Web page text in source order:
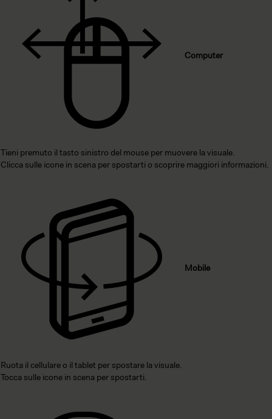
Computer
Tieni premuto il tasto sinistro del mouse per muovere la visuale.
Clicca sulle icone in scena per spostarti o scoprire maggiori informazioni.
Mobile
Ruota il cellulare o il tablet per spostare la visuale.
Tocca sulle icone in scena per spostarti.